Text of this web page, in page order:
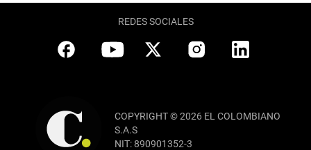
REDES SOCIALES
COPYRIGHT © 2026 EL COLOMBIANO
S.A.S
NIT: 890901352-3